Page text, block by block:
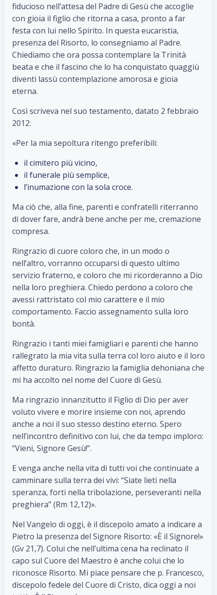
fiducioso nell’attesa del Padre di Gesù che accoglie
con gioia il figlio che ritorna a casa, pronto a far
festa con lui nello Spirito. In questa eucaristia,
presenza del Risorto, lo consegniamo al Padre.
Chiediamo che ora possa contemplare la Trinità
beata e che il fascino che lo ha conquistato quaggiù
diventi lassù contemplazione amorosa e gioia
eterna.
Così scriveva nel suo testamento, datato 2 febbraio
2012:
«Per la mia sepoltura ritengo preferibili:
il cimitero più vicino,
il funerale più semplice,
l’inumazione con la sola croce.
Ma ciò che, alla fine, parenti e confratelli riterranno
di dover fare, andrà bene anche per me, cremazione
compresa.
Ringrazio di cuore coloro che, in un modo o
nell’altro, vorranno occuparsi di questo ultimo
servizio fraterno, e coloro che mi ricorderanno a Dio
nella loro preghiera. Chiedo perdono a coloro che
avessi rattristato col mio carattere e il mio
comportamento. Faccio assegnamento sulla loro
bontà.
Ringrazio i tanti miei famigliari e parenti che hanno
rallegrato la mia vita sulla terra col loro aiuto e il loro
affetto duraturo. Ringrazio la famiglia dehoniana che
mi ha accolto nel nome del Cuore di Gesù.
Ma ringrazio innanzitutto il Figlio di Dio per aver
voluto vivere e morire insieme con noi, aprendo
anche a noi il suo stesso destino eterno. Spero
nell’incontro definitivo con lui, che da tempo imploro:
“Vieni, Signore Gesù!”.
E venga anche nella vita di tutti voi che continuate a
camminare sulla terra dei vivi: “Siate lieti nella
speranza, forti nella tribolazione, perseveranti nella
preghiera” (Rm 12,12)».
Nel Vangelo di oggi, è il discepolo amato a indicare a
Pietro la presenza del Signore Risorto: «È il Signore!»
(Gv 21,7). Colui che nell’ultima cena ha reclinato il
capo sul Cuore del Maestro è anche colui che lo
riconosce Risorto. Mi piace pensare che p. Francesco,
discepolo fedele del Cuore di Cristo, dica oggi a noi